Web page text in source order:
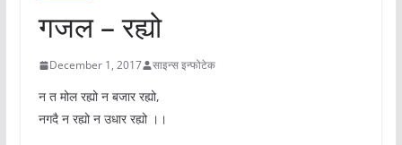
गजल – रह्यो
December 1, 2017 साइन्स इन्फोटेक
न त मोल रह्यो न बजार रह्यो,
नगदै न रह्यो न उधार रह्यो ।।